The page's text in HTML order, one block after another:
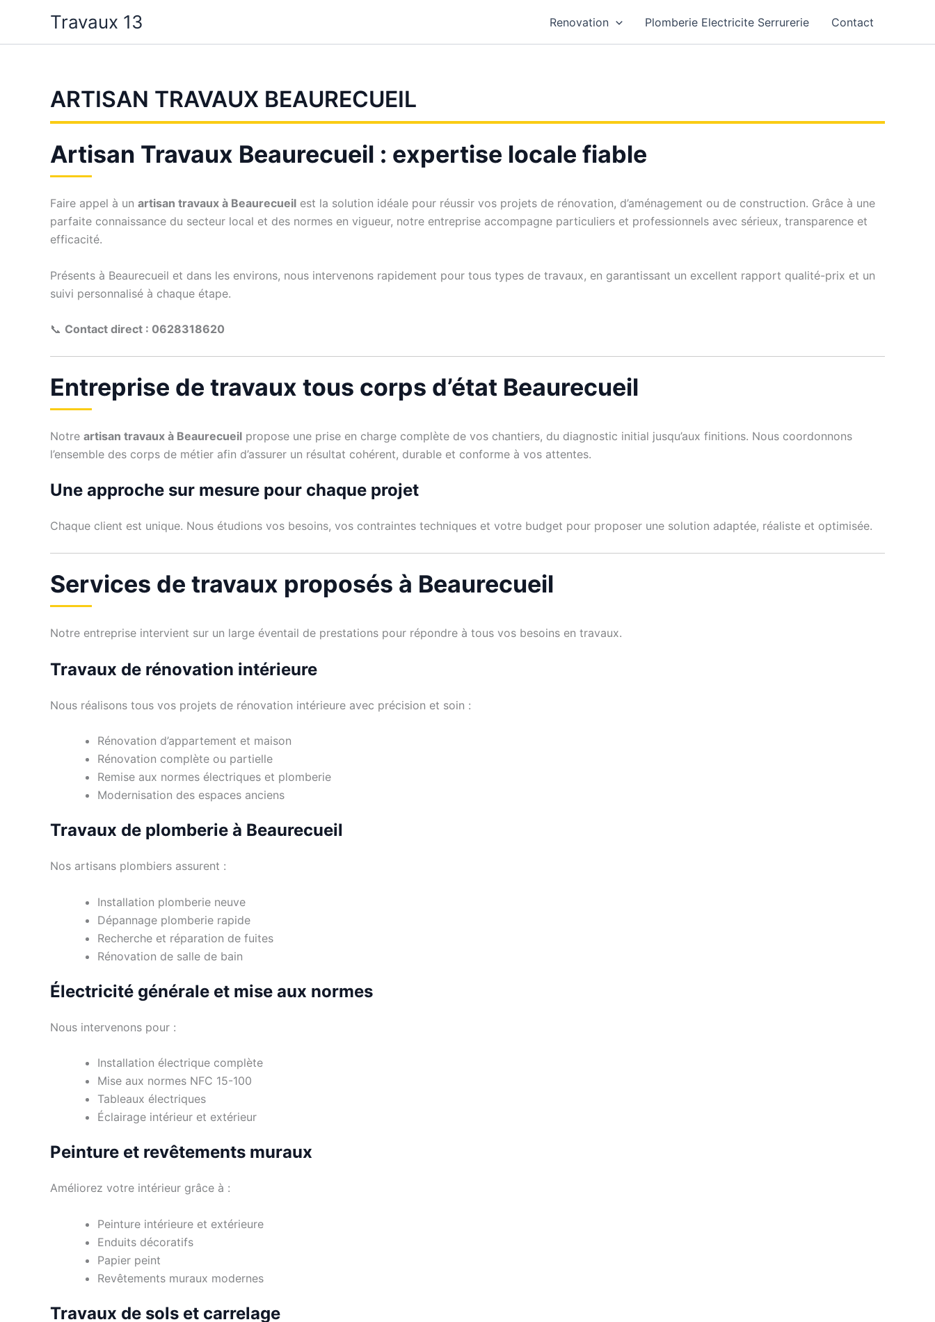
contenu
Travaux 13 Renovation Plomberie Electricite Serrurerie Contact
ARTISAN TRAVAUX BEAURECUEIL
Artisan Travaux Beaurecueil : expertise locale fiable
Faire appel à un artisan travaux à Beaurecueil est la solution idéale pour réussir vos projets de rénovation, d’aménagement ou de construction. Grâce à une
parfaite connaissance du secteur local et des normes en vigueur, notre entreprise accompagne particuliers et professionnels avec sérieux, transparence et
efficacité.
Présents à Beaurecueil et dans les environs, nous intervenons rapidement pour tous types de travaux, en garantissant un excellent rapport qualité-prix et un
suivi personnalisé à chaque étape.
📞 Contact direct : 0628318620
Entreprise de travaux tous corps d’état Beaurecueil
Notre artisan travaux à Beaurecueil propose une prise en charge complète de vos chantiers, du diagnostic initial jusqu’aux finitions. Nous coordonnons
l’ensemble des corps de métier afin d’assurer un résultat cohérent, durable et conforme à vos attentes.
Une approche sur mesure pour chaque projet
Chaque client est unique. Nous étudions vos besoins, vos contraintes techniques et votre budget pour proposer une solution adaptée, réaliste et optimisée.
Services de travaux proposés à Beaurecueil
Notre entreprise intervient sur un large éventail de prestations pour répondre à tous vos besoins en travaux.
Travaux de rénovation intérieure
Nous réalisons tous vos projets de rénovation intérieure avec précision et soin :
Rénovation d’appartement et maison
Rénovation complète ou partielle
Remise aux normes électriques et plomberie
Modernisation des espaces anciens
Travaux de plomberie à Beaurecueil
Nos artisans plombiers assurent :
Installation plomberie neuve
Dépannage plomberie rapide
Recherche et réparation de fuites
Rénovation de salle de bain
Électricité générale et mise aux normes
Nous intervenons pour :
Installation électrique complète
Mise aux normes NFC 15-100
Tableaux électriques
Éclairage intérieur et extérieur
Peinture et revêtements muraux
Améliorez votre intérieur grâce à :
Peinture intérieure et extérieure
Enduits décoratifs
Papier peint
Revêtements muraux modernes
Travaux de sols et carrelage